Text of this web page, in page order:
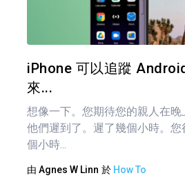
iPhone 可以追蹤
來...
想像一下。您期待您的親人在
他們遲到了。遲了幾個小時。
個小時...
由 Agnes W Linn 於 How To